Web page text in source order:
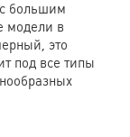
большим
модели в
это
под все типы